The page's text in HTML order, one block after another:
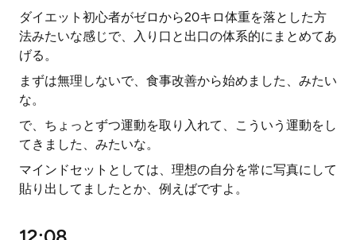
ダイエット初心者がゼロから20キロ体重を落とした方
法みたいな感じで、入り口と出口の体系的にまとめてあ
げる。
まずは無理しないで、食事改善から始めました、みたい
な。
で、ちょっとずつ運動を取り入れて、こういう運動をし
てきました、みたいな。
マインドセットとしては、理想の自分を常に写真にして
貼り出してましたとか、例えばですよ。